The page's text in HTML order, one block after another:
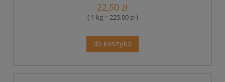
22,50 zł
( 1 kg = 225,00 zł )
do koszyka